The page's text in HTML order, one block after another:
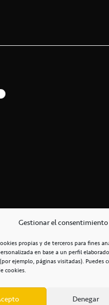
Gestionar el consentimiento
propias y de terceros para fines
en base a un perfil
ejemplo, páginas visitadas). Puedes
cookies.
Denegar